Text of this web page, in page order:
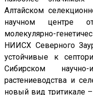
Алтайском
научном центре
молекулярно-
НИИСХ Северного
устойчивые к
Сибирском научно-
растениеводства и
новый вид тритикале